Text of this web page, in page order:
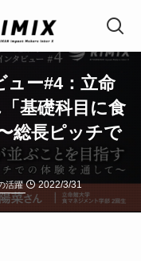
ュー#4：立命
基礎科目に食
総長ピッチで
活躍 2022/3/31